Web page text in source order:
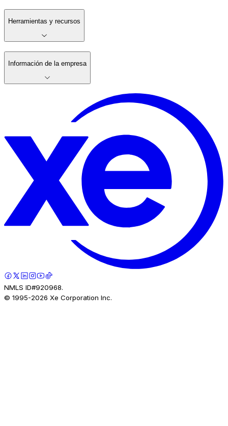
Herramientas y recursos
Información de la empresa
NMLS ID#920968.
© 1995-2026 Xe Corporation Inc.